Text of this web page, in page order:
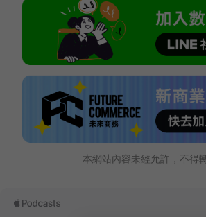
本網站內容未經允許，不得轉